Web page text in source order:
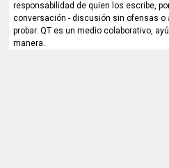
responsabilidad de quien los escribe,
conversación - discusión sin ofensas o
probar. QT es un medio colaborativo,
manera.